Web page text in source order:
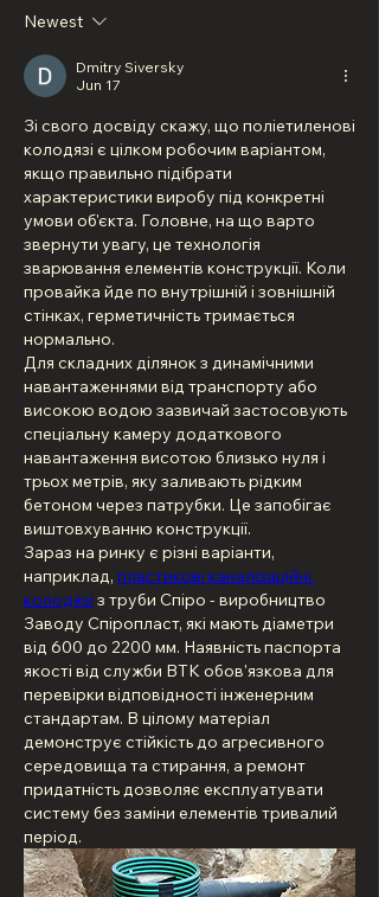
Newest
Dmitry Siversky
Jun 17
Зі свого досвіду скажу, що поліетиленові
колодязі є цілком робочим варіантом,
якщо правильно підібрати
характеристики виробу під конкретні
умови об'єкта. Головне, на що варто
звернути увагу, це технологія
зварювання елементів конструкції. Коли
провайка йде по внутрішній і зовнішній
стінках, герметичність тримається
нормально.
Для складних ділянок з динамічними
навантаженнями від транспорту або
високою водою зазвичай застосовують
спеціальну камеру додаткового
навантаження висотою близько нуля і
трьох метрів, яку заливають рідким
бетоном через патрубки. Це запобігає
виштовхуванню конструкції.
Зараз на ринку є різні варіанти,
наприклад, пластикові каналізаційні
колодязі з труби Спіро - виробництво
Заводу Спіропласт, які мають діаметри
від 600 до 2200 мм. Наявність паспорта
якості від служби ВТК обов'язкова для
перевірки відповідності інженерним
стандартам. В цілому матеріал
демонструє стійкість до агресивного
середовища та стирання, а ремонт
придатність дозволяє експлуатувати
систему без заміни елементів тривалий
період.